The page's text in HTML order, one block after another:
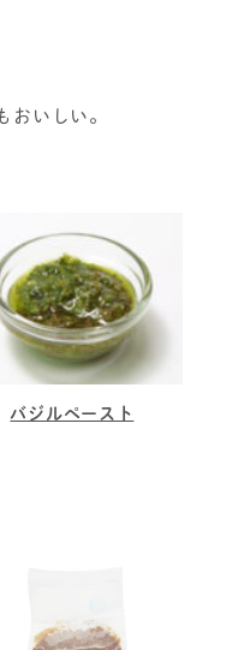
おいしい。
バジルペースト